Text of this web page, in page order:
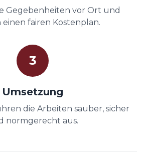
Gegebenheiten vor Ort und
fairen Kostenplan.
3
Umsetzung
die Arbeiten sauber, sicher
normgerecht aus.